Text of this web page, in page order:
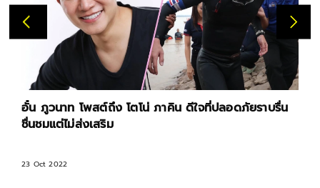
อั๋น ภูวนาท โพสต์ถึง โตโน่ ภาคิน ดีใจที่ปลอดภัยราบรื่น
ชื่นชมแต่ไม่ส่งเสริม
23 Oct 2022